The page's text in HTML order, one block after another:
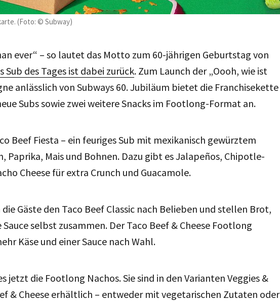
(Foto: © Subway)
ever“ – so lautet das Motto zum 60-jährigen Geburtstag von
Sub des Tages ist dabei zurück. Zum Launch der „Oooh, wie ist
anlässlich von Subways 60. Jubiläum bietet die Franchisekette
Subs sowie zwei weitere Snacks im Footlong-Format an.
Beef Fiesta – ein feuriges Sub mit mexikanisch gewürztem
Paprika, Mais und Bohnen. Dazu gibt es Jalapeños, Chipotle-
Cheese für extra Crunch und Guacamole.
Gäste den Taco Beef Classic nach Belieben und stellen Brot,
Sauce selbst zusammen. Der Taco Beef & Cheese Footlong
Käse und einer Sauce nach Wahl.
jetzt die Footlong Nachos. Sie sind in den Varianten Veggies &
& Cheese erhältlich – entweder mit vegetarischen Zutaten oder